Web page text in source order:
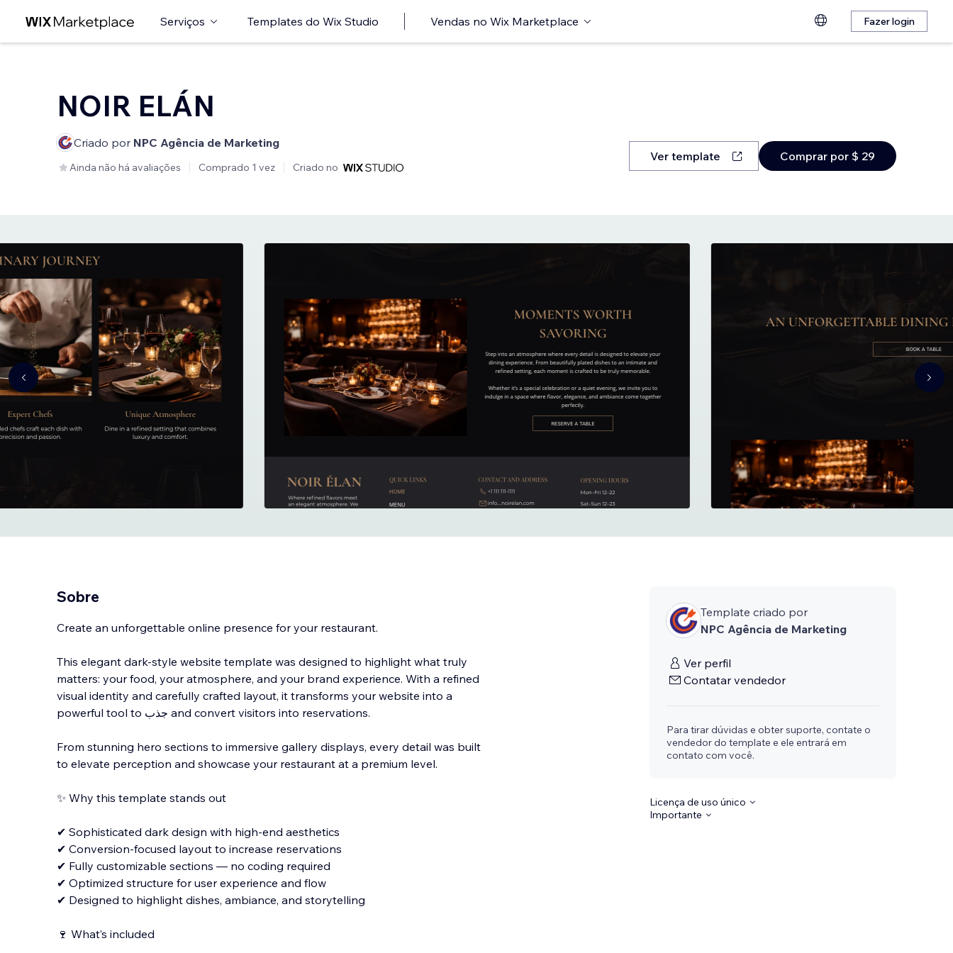
Serviços Templates do Wix Studio Vendas no Wix Marketplace Fazer login
NOIR ELÁN
Criado por NPC Agência de Marketing
Ainda não há avaliações Comprado 1 vez Criado no
Ver template Comprar por $ 29
Sobre
Create an unforgettable online presence for your restaurant.
This elegant dark-style website template was designed to highlight what truly
matters: your food, your atmosphere, and your brand experience. With a refined
visual identity and carefully crafted layout, it transforms your website into a
powerful tool to جذب and convert visitors into reservations.
From stunning hero sections to immersive gallery displays, every detail was built
to elevate perception and showcase your restaurant at a premium level.
✨ Why this template stands out
✔ Sophisticated dark design with high-end aesthetics
✔ Conversion-focused layout to increase reservations
✔ Fully customizable sections — no coding required
✔ Optimized structure for user experience and flow
✔ Designed to highlight dishes, ambiance, and storytelling
🍷 What’s included
Template criado por
NPC Agência de Marketing
Ver perfil
Contatar vendedor
Para tirar dúvidas e obter suporte, contate o
vendedor do template e ele entrará em
contato com você.
Licença de uso único
Importante